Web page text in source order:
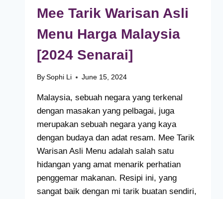
Mee Tarik Warisan Asli
Menu Harga Malaysia
[2024 Senarai]
By Sophi Li June 15, 2024
Malaysia, sebuah negara yang terkenal
dengan masakan yang pelbagai, juga
merupakan sebuah negara yang kaya
dengan budaya dan adat resam. Mee Tarik
Warisan Asli Menu adalah salah satu
hidangan yang amat menarik perhatian
penggemar makanan. Resipi ini, yang
sangat baik dengan mi tarik buatan sendiri,